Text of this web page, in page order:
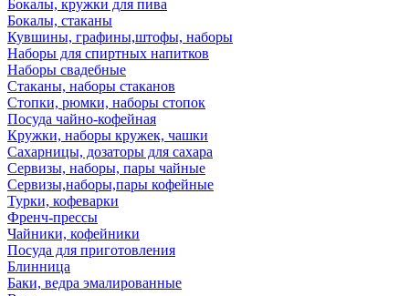
Бокалы, кружки для пива
Бокалы, стаканы
Кувшины, графины,штофы, наборы
Наборы для спиртных напитков
Наборы свадебные
Стаканы, наборы стаканов
Стопки, рюмки, наборы стопок
Посуда чайно-кофейная
Кружки, наборы кружек, чашки
Сахарницы, дозаторы для сахара
Сервизы, наборы, пары чайные
Сервизы,наборы,пары кофейные
Турки, кофеварки
Френч-прессы
Чайники, кофейники
Посуда для приготовления
Блинница
Баки, ведра эмалированные